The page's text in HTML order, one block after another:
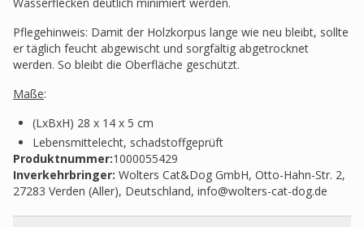
Pflegehinweis: Damit der Holzkorpus lange wie neu bleibt, sollte
er täglich feucht abgewischt und sorgfältig abgetrocknet
werden. So bleibt die Oberfläche geschützt.
Maße:
(LxBxH) 28 x 14 x 5 cm
Lebensmittelecht, schadstoffgeprüft
Produktnummer:1000055429
Inverkehrbringer: Wolters Cat&Dog GmbH, Otto-Hahn-Str. 2,
27283 Verden (Aller), Deutschland, info@wolters-cat-dog.de